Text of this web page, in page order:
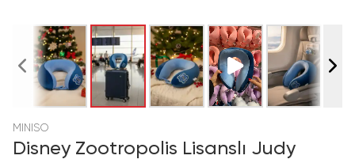
MINISO
Disney Zootropolis Lisanslı Judy